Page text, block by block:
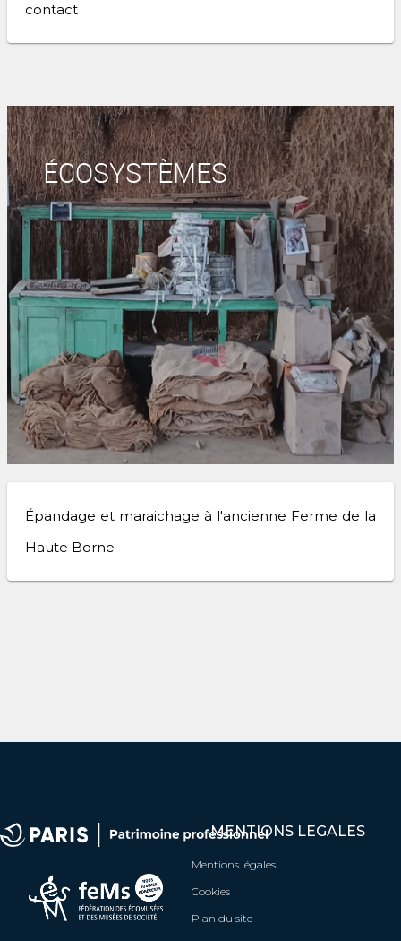
contact
ÉCOSYSTÈMES
Épandage et maraichage à l'ancienne Ferme de la
Haute Borne
MENTIONS LEGALES
Mentions légales
Cookies
Plan du site